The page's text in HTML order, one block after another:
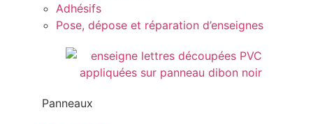
Adhésifs
Pose, dépose et réparation d’enseignes
Panneaux